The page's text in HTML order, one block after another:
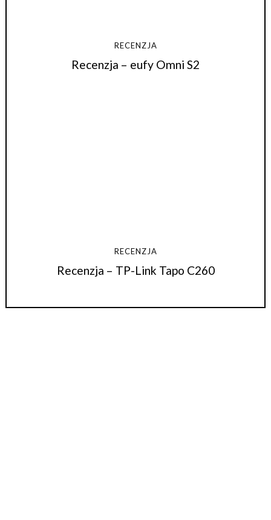
RECENZJA
Recenzja – eufy Omni S2
RECENZJA
Recenzja – TP-Link Tapo C260